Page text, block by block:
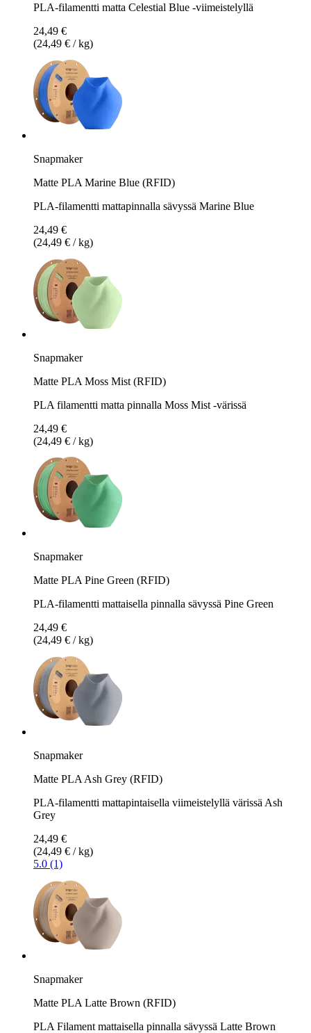
PLA-filamentti matta Celestial Blue -viimeistelyllä
24,49 €
(24,49 € / kg)
Snapmaker
Matte PLA Marine Blue (RFID)
PLA-filamentti mattapinnalla sävyssä Marine Blue
24,49 €
(24,49 € / kg)
Snapmaker
Matte PLA Moss Mist (RFID)
PLA filamentti matta pinnalla Moss Mist -värissä
24,49 €
(24,49 € / kg)
Snapmaker
Matte PLA Pine Green (RFID)
PLA-filamentti mattaisella pinnalla sävyssä Pine Green
24,49 €
(24,49 € / kg)
Snapmaker
Matte PLA Ash Grey (RFID)
PLA-filamentti mattapintaisella viimeistelyllä värissä Ash
Grey
24,49 €
(24,49 € / kg)
5.0 (1)
Snapmaker
Matte PLA Latte Brown (RFID)
PLA Filament mattaisella pinnalla sävyssä Latte Brown